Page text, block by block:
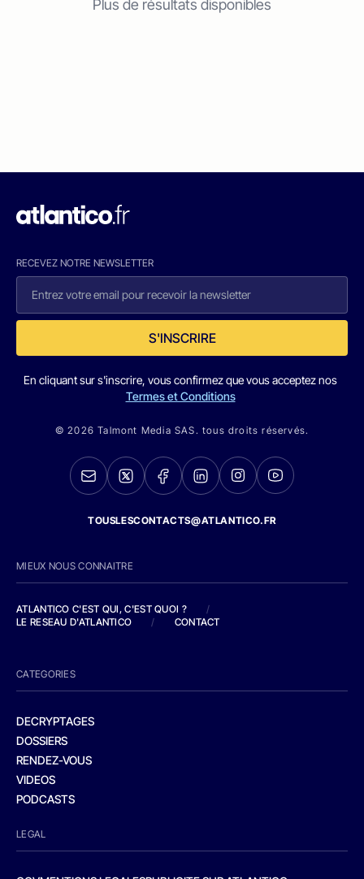
Plus de résultats disponibles
RECEVEZ NOTRE NEWSLETTER
S'INSCRIRE
En cliquant sur s'inscrire, vous confirmez que vous acceptez nos
Termes et Conditions
© 2026 Talmont Media SAS. tous droits réservés.
TOUSLESCONTACTS@ATLANTICO.FR
MIEUX NOUS CONNAITRE
ATLANTICO C'EST QUI, C'EST QUOI ?
/
LE RESEAU D'ATLANTICO
/ CONTACT
CATEGORIES
DECRYPTAGES
DOSSIERS
RENDEZ-VOUS
VIDEOS
PODCASTS
LEGAL